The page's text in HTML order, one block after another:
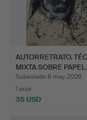
AUTORRETRATO.
MIXTA SOBRE PAPEL.
Subastado 8 may 2026
1 puja
35 USD